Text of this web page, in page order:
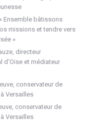
Ensemble bâtissons
missions et tendre vers
»
directeur
d’Oise et médiateur
conservateur de
Versailles
conservateur de
Versailles